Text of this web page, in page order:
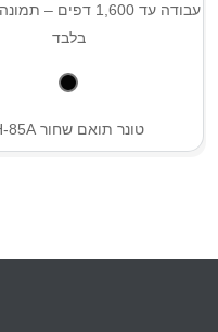
טונר תואם שחור H-85A